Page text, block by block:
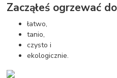
Zacząłeś ogrzewać
łatwo,
tanio,
czysto i
ekologicznie.